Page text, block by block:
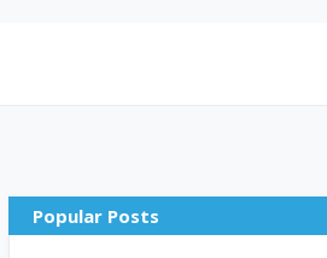
Popular Posts